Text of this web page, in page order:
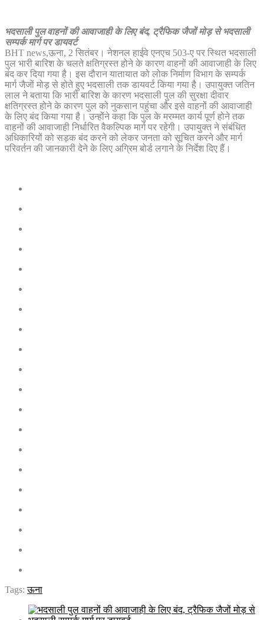
भदसाली पुल वाहनों की आवाजाही के लिए बंद, ट्रैफिक जैजों मोड़ से भदसाली
सम्पर्क मार्ग पर डायवर्ट
BHT news,ऊना, 2 सितंबर। नेशनल हाईवे एनएच 503-ए पर स्थित भदसाली
पुल भारी बारिश के चलते क्षतिग्रस्त होने के कारण वाहनों की आवाजाही के लिए
बंद कर दिया गया है। इस दौरान यातायात को लोक निर्माण विभाग के सम्पर्क
मार्ग जैजों मोड़ से होते हुए भदसाली तक डायवर्ट किया गया है। उपायुक्त जतिन
लाल ने बताया कि भारी बारिश के कारण भदसाली पुल की सुरक्षा दीवार
क्षतिग्रस्त होने के कारण पुल को नुकसान पहुंचा और इसे वाहनों की आवाजाही
के लिए बंद किया गया है। उन्होंने कहा कि पुल के मरम्मत कार्य पूर्ण होने तक
वाहनों की आवाजाही निर्धारित वैकल्पिक मार्ग पर रहेगी। उपायुक्त ने संबंधित
अधिकारियों को सड़क बंद करने को लेकर जनता को सूचित करने और मार्ग
परिवर्तन की जानकारी देने के लिए अग्रिम बोर्ड लगाने के निर्देश दिए हैं।
Tags:ऊना